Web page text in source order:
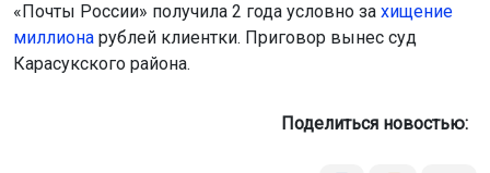
«Почты России» получила 2 года условно за хищение
миллиона рублей клиентки. Приговор вынес суд
Карасукского района.
Поделиться новостью: